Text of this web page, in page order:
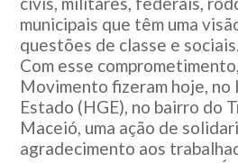
municipais que têm uma
questões de classe e sociais.
Com esse
Movimento fizeram hoje,
Estado (HGE), no bairro do
Maceió, uma ação de
agradecimento aos